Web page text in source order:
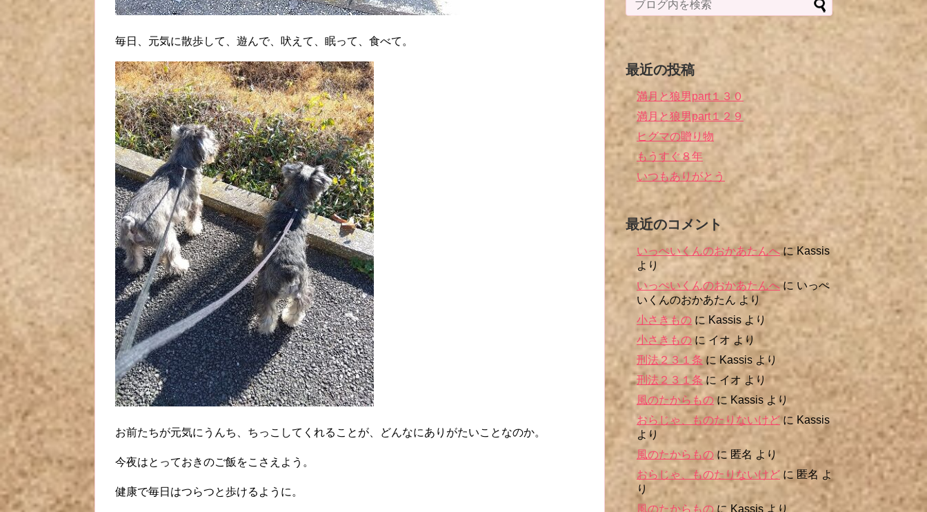
毎日、元気に散歩して、遊んで、吠えて、眠って、食べて。
お前たちが元気にうんち、ちっこしてくれることが、どんなにありがたいことなのか。
今夜はとっておきのご飯をこさえよう。
健康で毎日はつらつと歩けるように。
最近の投稿
満月と狼男part１３０
満月と狼男part１２９
ヒグマの贈り物
もうすぐ８年
いつもありがとう
最近のコメント
いっぺいくんのおかあたんへに Kassis
より
いっぺいくんのおかあたんへに いっぺ
いくんのおかあたん より
小さきもの に Kassis より
小さきものに イオ より
刑法２３１条に Kassis より
刑法２３１条に イオ より
風のたからものに Kassis より
おらじゃ、ものたりないけどに Kassis
より
風のたからものに 匿名 より
おらじゃ、ものたりないけど に 匿名 よ
り
風のたからものにKassisより